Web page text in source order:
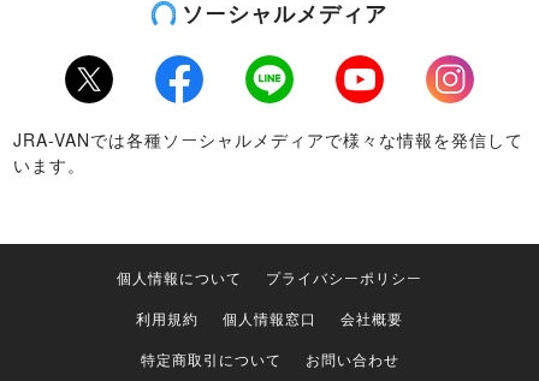
ソーシャルメディア
Twitter Facebook LINE Youtube
Instagram
JRA-VANでは各種ソーシャルメディアで様々な情報を発信して
います。
個人情報について
プライバシーポリシー
利用規約
個人情報窓口
会社概要
特定商取引について
お問い合わせ